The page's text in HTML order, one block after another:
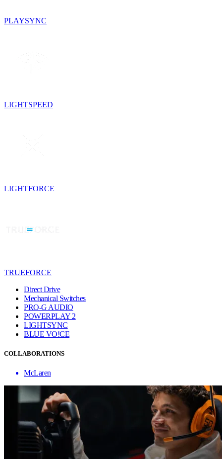
PLAYSYNC
LIGHTSPEED
LIGHTFORCE
TRUEFORCE
Direct Drive
Mechanical Switches
PRO-G AUDIO
POWERPLAY 2
LIGHTSYNC
BLUE VO!CE
COLLABORATIONS
McLaren